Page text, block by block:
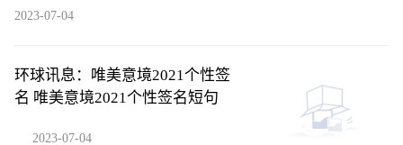
2023-07-04
环球讯息：唯美意境2021个性签
名 唯美意境2021个性签名短句
2023-07-04